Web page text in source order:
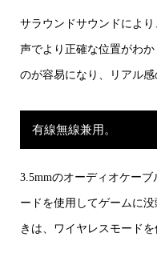
サラウンドサウンドによ
声でより正確な位置がわ
のが容易になり、リアル感
有線無線兼用。
3.5mmのオーディオケー
ードを使用してゲームに
きは、ワイヤレスモード